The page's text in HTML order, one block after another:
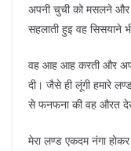
अपनी चुची को मसलने और
सहलाती हुइ वह सिसयाने
वह आह आह करती और
दी। जैसे ही लूंगी हमारे
से फनफना की वह औरत
मेरा लण्ड एकदम नंगा